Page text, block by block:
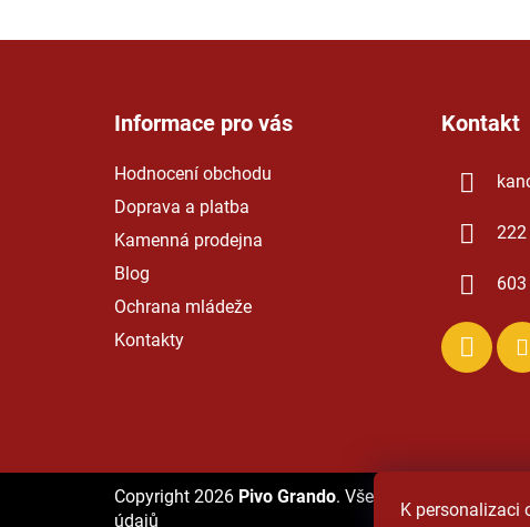
K personalizaci
Informace pro vás
Hodnocení obchodu
Doprava a platba
Kamenná prodejna
Blog
Ochrana mládeže
Kontakty
Kontakt
222
Copyright 2026 Pivo Grando. Všechna práva
údajů